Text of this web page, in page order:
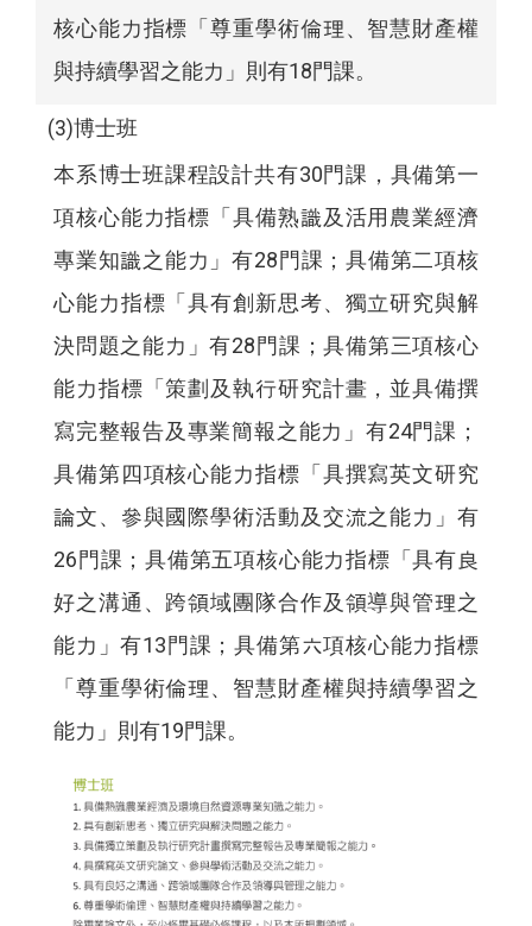
核心能力指標「尊重學術倫理、智慧財產權
與持續學習之能力」則有18門課。
(3)博士班
本系博士班課程設計共有30門課，具備第一
項核心能力指標「具備熟識及活用農業經濟
專業知識之能力」有28門課；具備第二項核
心能力指標「具有創新思考、獨立研究與解
決問題之能力」有28門課；具備第三項核心
能力指標「策劃及執行研究計畫，並具備撰
寫完整報告及專業簡報之能力」有24門課；
具備第四項核心能力指標「具撰寫英文研究
論文、參與國際學術活動及交流之能力」有
26門課；具備第五項核心能力指標「具有良
好之溝通、跨領域團隊合作及領導與管理之
能力」有13門課；具備第六項核心能力指標
「尊重學術倫理、智慧財產權與持續學習之
能力」則有19門課。